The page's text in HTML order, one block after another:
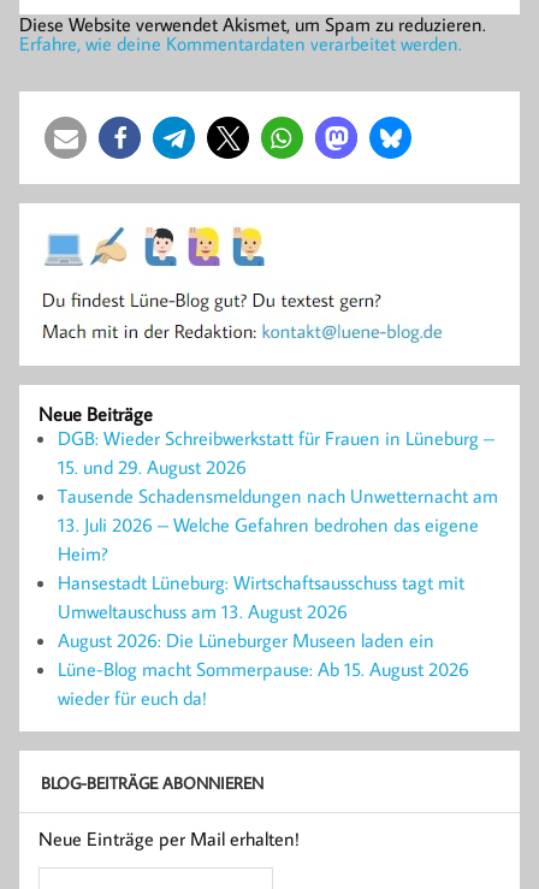
Diese Website verwendet Akismet, um Spam zu reduzieren.
Erfahre, wie deine Kommentardaten verarbeitet werden.
Neue Beiträge
DGB: Wieder Schreibwerkstatt für Frauen in Lüneburg –
15. und 29. August 2026
Tausende Schadensmeldungen nach Unwetternacht am
13. Juli 2026 – Welche Gefahren bedrohen das eigene
Heim?
Hansestadt Lüneburg: Wirtschaftsausschuss tagt mit
Umweltauschuss am 13. August 2026
August 2026: Die Lüneburger Museen laden ein
Lüne-Blog macht Sommerpause: Ab 15. August 2026
wieder für euch da!
BLOG-BEITRÄGE ABONNIEREN
Neue Einträge per Mail erhalten!